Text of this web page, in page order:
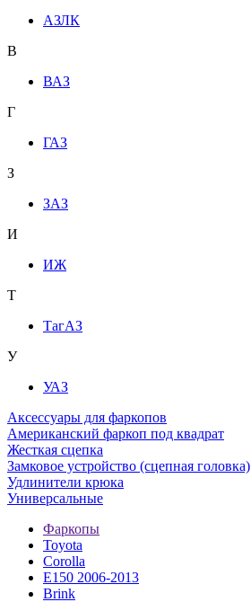
АЗЛК
В
ВАЗ
Г
ГАЗ
З
ЗАЗ
И
ИЖ
Т
ТагАЗ
У
УАЗ
Аксессуары для фаркопов
Американский фаркоп под квадрат
Жесткая сцепка
Замковое устройство (сцепная головка)
Удлинители крюка
Универсальные
Фаркопы
Toyota
Corolla
E150 2006-2013
Brink